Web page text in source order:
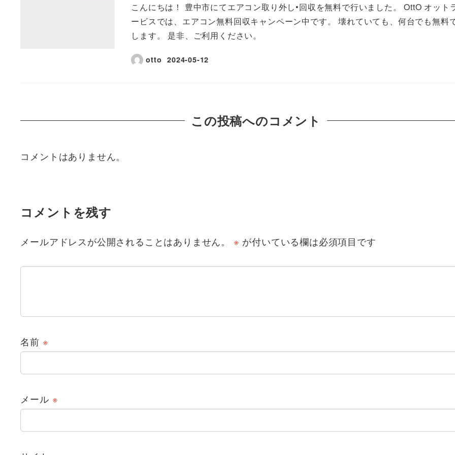
こんにちは！ 豊中市にてエアコン取り外し•回収を無料で行いました。 OttO オット
ービスでは、エアコン無料回収キャンペーン中です。 壊れていても、何台でも無料
します。 是非、ご利用ください。
otto 2024-05-12
この投稿へのコメント
コメントはありません。
コメントを残す
メールアドレスが公開されることはありません。 ※ が付いている欄は必須項目です
名前 ※
メール ※